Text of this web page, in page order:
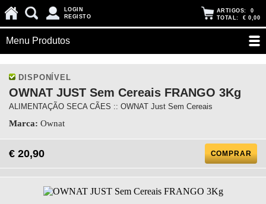
LOGIN
REGISTO
ARTIGOS: 0
TOTAL: € 0,00
Menu Produtos
DISPONÍVEL
OWNAT JUST Sem Cereais FRANGO 3Kg
ALIMENTAÇÃO SECA CÃES :: OWNAT Just Sem Cereais
Marca: Ownat
€ 20,90 COMPRAR